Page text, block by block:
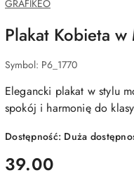
GRAFIKEO
Plakat Kobieta
Symbol: P6_1770
Elegancki plakat w stylu
spokój i harmonię do
Dostępność: Duża
cena:
39.00